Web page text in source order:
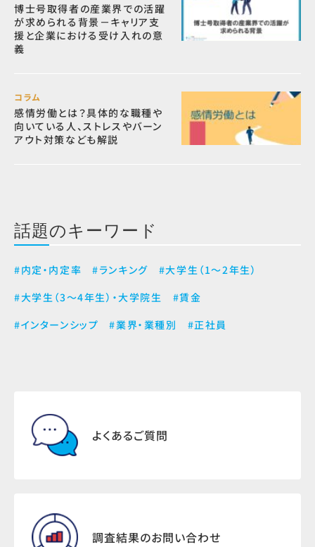
博士号取得者の産業界での活躍
が求められる背景－キャリア支
援と企業における受け入れの意
義
コラム
感情労働とは？具体的な職種や
向いている人、ストレスやバーン
アウト対策なども解説
話題のキーワード
#内定・内定率 #ランキング
#大学生（1～2年生）
#大学生（3～4年生）・大学院生
#賃金
#インターンシップ
#業界・業種別 #正社員
よくあるご質問
調査結果のお問い合わせ